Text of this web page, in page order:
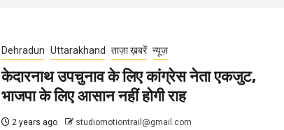
Dehradun Uttarakhand ताज़ा ख़बरें न्यूज़
केदारनाथ उपचुनाव के लिए कांग्रेस नेता एकजुट,
भाजपा के लिए आसान नहीं होगी राह
2 years ago studiomotiontrail@gmail.com